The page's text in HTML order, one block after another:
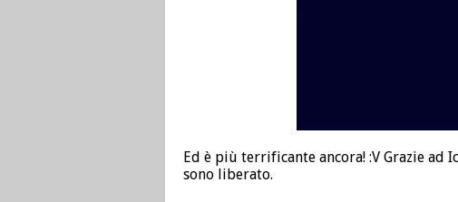
Ed è più terrificante ancora! :V Grazie ad
sono liberato.